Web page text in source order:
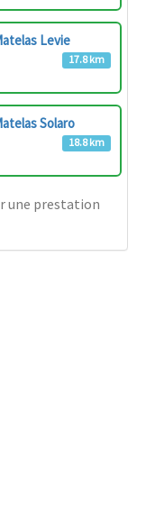
Levie
17.8 km
Solaro
18.8 km
une prestation